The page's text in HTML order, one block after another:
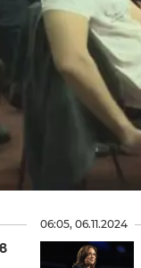
06:05, 06.11.2024